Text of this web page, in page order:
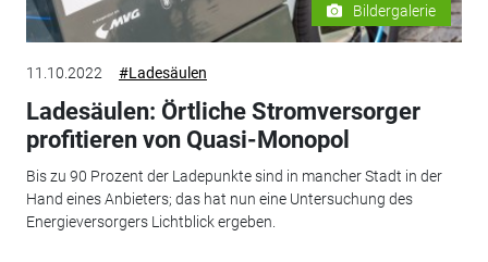
Bildergalerie
11.10.2022 #Ladesäulen
Ladesäulen: Örtliche Stromversorger
profitieren von Quasi-Monopol
Bis zu 90 Prozent der Ladepunkte sind in mancher Stadt in der
Hand eines Anbieters; das hat nun eine Untersuchung des
Energieversorgers Lichtblick ergeben.